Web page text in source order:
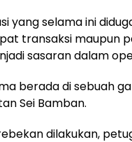
yang selama ini
transaksi maupun
sasaran dalam
berada di sebuah
Sei Bamban.
dilakukan,